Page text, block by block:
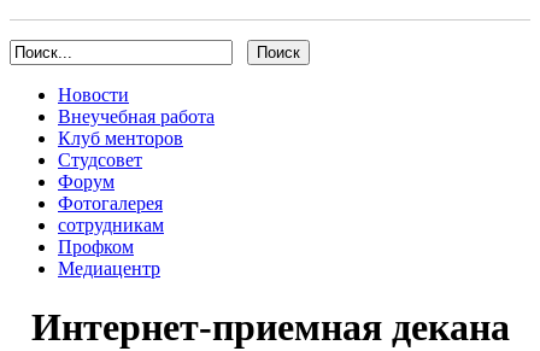
Новости
Внеучебная работа
Клуб менторов
Студсовет
Форум
Фотогалерея
сотрудникам
Профком
Медиацентр
Интернет-приемная декана